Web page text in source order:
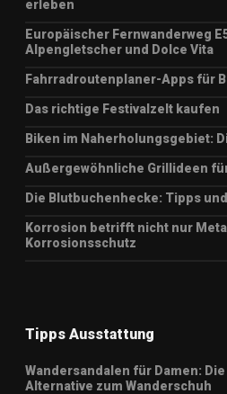
erleben
Europäischer Fernwanderweg
Alpengletscher und Dolce Vita
Fahrradroutenplaner-Apps für
Das richtige Festivalzelt kaufen
Biken im Naherholungsgebiet:
Außergewöhnliche Grillideen
Die Blutbuchenhecke: Tipps
Korrosion betrifft nicht nur
Korrosionsschutz
Tipps Ausstattung
Wandersandalen für Damen:
Alternative zum Wanderschuh